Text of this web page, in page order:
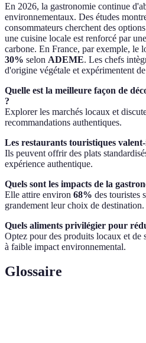
En 2026, la gastronomie continue
environnementaux. Des études
consommateurs cherchent des
une cuisine locale est renforcé par
carbone. En France, par exemple, le
30% selon ADEME. Les chefs
d'origine végétale et expérimentent
Quelle est la meilleure façon de
?
Explorer les marchés locaux et
recommandations authentiques.
Les restaurants touristiques
Ils peuvent offrir des plats
expérience authentique.
Quels sont les impacts de la
Elle attire environ 68% des touristes
grandement leur choix de destination.
Quels aliments privilégier pour
Optez pour des produits locaux et de
à faible impact environnemental.
Glossaire